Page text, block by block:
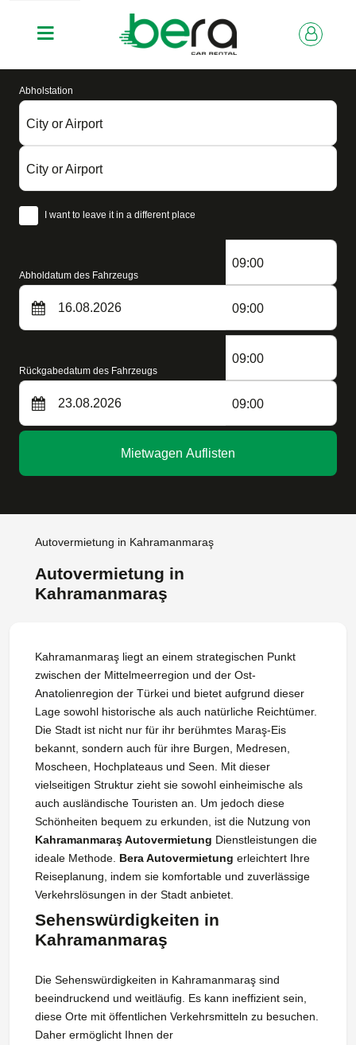
Abholstation
City or Airport
City or Airport
I want to leave it in a different place
Abholdatum des Fahrzeugs
09:00
09:00
Rückgabedatum des Fahrzeugs
09:00
09:00
Mietwagen Auflisten
Autovermietung in Kahramanmaraş
Autovermietung in
Kahramanmaraş
Kahramanmaraş liegt an einem strategischen Punkt
zwischen der Mittelmeerregion und der Ost-
Anatolienregion der Türkei und bietet aufgrund dieser
Lage sowohl historische als auch natürliche Reichtümer.
Die Stadt ist nicht nur für ihr berühmtes Maraş-Eis
bekannt, sondern auch für ihre Burgen, Medresen,
Moscheen, Hochplateaus und Seen. Mit dieser
vielseitigen Struktur zieht sie sowohl einheimische als
auch ausländische Touristen an. Um jedoch diese
Schönheiten bequem zu erkunden, ist die Nutzung von
Kahramanmaraş Autovermietung Dienstleistungen die
ideale Methode. Bera Autovermietung erleichtert Ihre
Reiseplanung, indem sie komfortable und zuverlässige
Verkehrslösungen in der Stadt anbietet.
Sehenswürdigkeiten in
Kahramanmaraş
Die Sehenswürdigkeiten in Kahramanmaraş sind
beeindruckend und weitläufig. Es kann ineffizient sein,
diese Orte mit öffentlichen Verkehrsmitteln zu besuchen.
Daher ermöglicht Ihnen der